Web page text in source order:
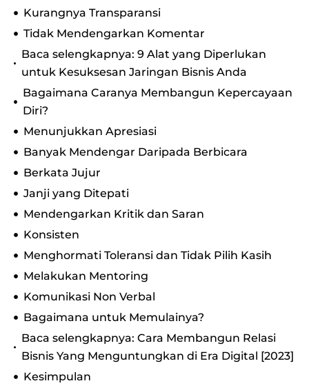
Kurangnya Transparansi
Tidak Mendengarkan Komentar
Baca selengkapnya: 9 Alat yang Diperlukan
untuk Kesuksesan Jaringan Bisnis Anda
Bagaimana Caranya Membangun Kepercayaan
Diri?
Menunjukkan Apresiasi
Banyak Mendengar Daripada Berbicara
Berkata Jujur
Janji yang Ditepati
Mendengarkan Kritik dan Saran
Konsisten
Menghormati Toleransi dan Tidak Pilih Kasih
Melakukan Mentoring
Komunikasi Non Verbal
Bagaimana untuk Memulainya?
Baca selengkapnya: Cara Membangun Relasi
Bisnis Yang Menguntungkan di Era Digital [2023]
Kesimpulan